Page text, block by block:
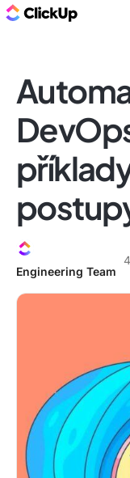
Engineering Team